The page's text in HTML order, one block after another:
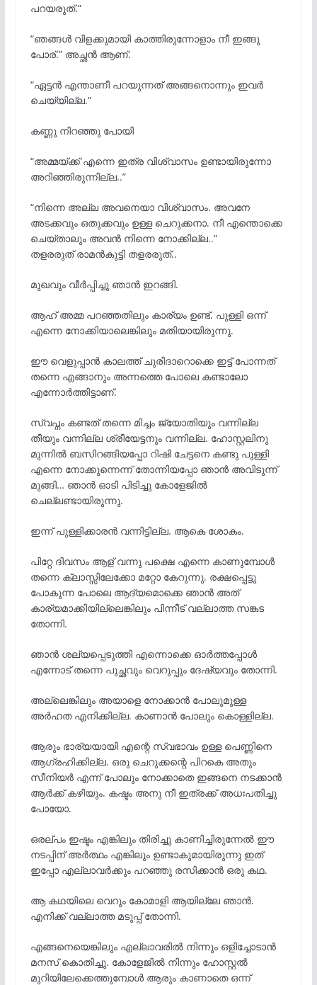
പറയരുത്.”
“ഞങ്ങൾ വിളക്കുമായി കാത്തിരുന്നോളാം നീ ഇങ്ങു
പോര്.” അച്ഛൻ ആണ്.
“ഏട്ടൻ എന്താണീ പറയുന്നത് അങ്ങനൊന്നും ഇവർ
ചെയ്യില്ല.”
കണ്ണു നിറഞ്ഞു പോയി
“അമ്മയ്ക്ക് എന്നെ ഇത്ര വിശ്വാസം ഉണ്ടായിരുന്നോ
അറിഞ്ഞിരുന്നില്ല..”
“നിന്നെ അല്ല അവനെയാ വിശ്വാസം. അവനേ
അടക്കവും ഒതുക്കവും ഉള്ള ചെറുക്കനാ. നീ എന്തൊക്കെ
ചെയ്താലും അവൻ നിന്നെ നോക്കില്ല..”
തളരരുത് രാമൻകുട്ടി തളരരുത്..
മുഖവും വീർപ്പിച്ചു ഞാൻ ഇറങ്ങി.
ആഹ് അമ്മ പറഞ്ഞതിലും കാര്യം ഉണ്ട്. പുള്ളി ഒന്ന്
എന്നെ നോക്കിയാലെങ്കിലും മതിയായിരുന്നു.
ഈ വെളുപ്പാൻ കാലത്ത് ചുരിദാറൊക്കെ ഇട്ട് പോന്നത്
തന്നെ എങ്ങാനും അന്നത്തെ പോലെ കണ്ടാലോ
എന്നോർത്തിട്ടാണ്.
സ്വപ്നം കണ്ടത് തന്നെ മിച്ചം ജ്യോതിയും വന്നില്ല
തീയും വന്നില്ല ശ്രീയേട്ടനും വന്നില്ല. ഹോസ്റ്റലിനു
മുന്നിൽ ബസിറങ്ങിയപ്പോ റിഷി ചേട്ടനെ കണ്ടു പുള്ളി
എന്നെ നോക്കുന്നെന്ന് തോന്നിയപ്പോ ഞാൻ അവിടുന്ന്
മുങ്ങി… ഞാൻ ഓടി പിടിച്ചു കോളേജിൽ
ചെല്ലണ്ടായിരുന്നു.
ഇന്ന് പുള്ളിക്കാരൻ വന്നിട്ടില്ല. ആകെ ശോകം.
പിറ്റേ ദിവസം ആള് വന്നു പക്ഷെ എന്നെ കാണുമ്പോൾ
തന്നെ ക്ലാസ്സിലേക്കോ മറ്റോ കേറുന്നു. രക്ഷപ്പെട്ടു
പോകുന്ന പോലെ ആദ്യമൊക്കെ ഞാൻ അത്
കാര്യമാക്കിയില്ലെങ്കിലും പിന്നീട് വല്ലാത്ത സങ്കട
തോന്നി.
ഞാൻ ശല്യപ്പെടുത്തി എന്നൊക്കെ ഓർത്തപ്പോൾ
എന്നോട് തന്നെ പുച്ഛവും വെറുപ്പും ദേഷ്യവും തോന്നി.
അല്ലെങ്കിലും അയാളെ നോക്കാൻ പോലുമുള്ള
അർഹത എനിക്കില്ല. കാണാൻ പോലും കൊള്ളില്ല.
ആരും ഭാര്യയായി എന്റെ സ്വഭാവം ഉള്ള പെണ്ണിനെ
ആഗ്രഹിക്കില്ല. ഒരു ചെറുക്കന്റെ പിറകെ അതും
സീനിയർ എന്ന് പോലും നോക്കാതെ ഇങ്ങനെ നടക്കാൻ
ആർക്ക് കഴിയും. കഷ്ടം അനു നീ ഇത്രക്ക് അധഃപതിച്ചു
പോയോ.
ഒരല്പം ഇഷ്ടം എങ്കിലും തിരിച്ചു കാണിച്ചിരുന്നേൽ ഈ
നടപ്പിന് അർത്ഥം എങ്കിലും ഉണ്ടാകുമായിരുന്നു ഇത്
ഇപ്പോ എല്ലാവർക്കും പറഞ്ഞു രസിക്കാൻ ഒരു കഥ.
ആ കഥയിലെ വെറും കോമാളി ആയില്ലേ ഞാൻ.
എനിക്ക് വല്ലാത്ത മടുപ്പ് തോന്നി.
എങ്ങനെയെങ്കിലും എല്ലാവരിൽ നിന്നും ഒളിച്ചോടാൻ
മനസ് കൊതിച്ചു. കോളേജിൽ നിന്നും ഹോസ്റ്റൽ
മുറിയിലേക്കെത്തുമ്പോൾ ആരും കാണാതെ ഒന്ന്